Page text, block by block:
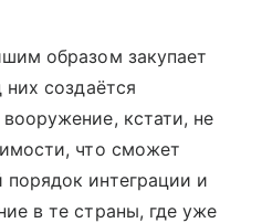
образом закупает
создаётся
кстати, не
что сможет
интеграции и
в те страны, где уже